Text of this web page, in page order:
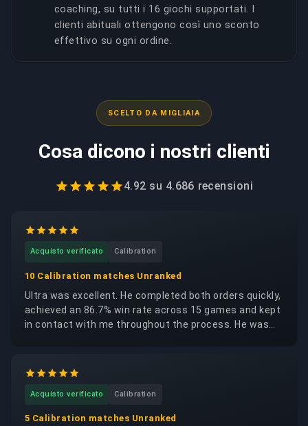
coaching, su tutti i 16 giochi supportati. I
clienti abituali ottengono così uno sconto
effettivo su ogni ordine.
SCELTO DA MIGLIAIA
Cosa dicono i nostri clienti
4.92 su 4.686 recensioni
Acquisto verificato Calibration
10 Calibration matches Unranked
Ultra was excellent. He completed both orders quickly,
achieved an 86.7% win rate across 15 games and kept
in contact with me throughout the process. He was
Acquisto verificato Calibration
5 Calibration matches Unranked